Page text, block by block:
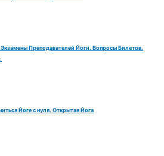
Преподавателей Йоги. Вопросы Билетов.
Йоге с нуля. Открытая Йога